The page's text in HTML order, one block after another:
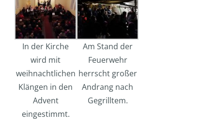
In der Kirche
wird mit
weihnachtlichen
Klängen in den
Advent
eingestimmt.
Am Stand der
Feuerwehr
herrscht großer
Andrang nach
Gegrilltem.